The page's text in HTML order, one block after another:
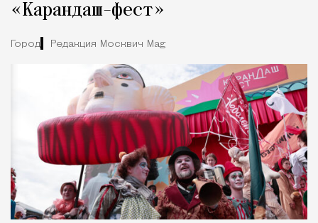
«Карандаш-фест»
Город Редакция Москвич Mag